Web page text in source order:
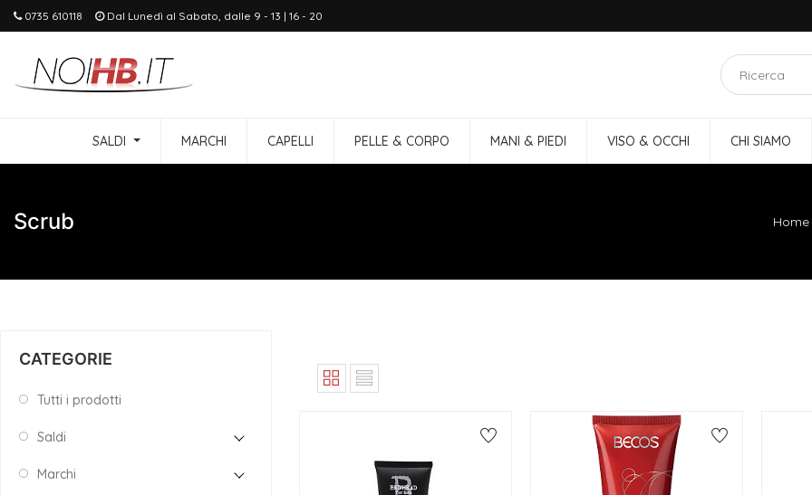
0735 610118 Dal Lunedì al Sabato, dalle 9 - 13 | 16 - 20
SALDI MARCHI CAPELLI PELLE & CORPO MANI & PIEDI VISO & OCCHI CHI SIAMO
Scrub Home
CATEGORIE
Tutti i prodotti
Saldi
Marchi